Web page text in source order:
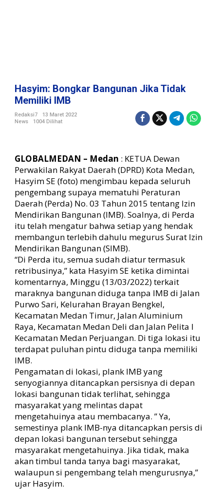
T
d
m
i
l
i
k
I
M
B
Hasyim: Bongkar Bangunan Jika Tidak
Memiliki IMB
Redaksi7
13 Maret 2022
News
1004 Dilihat
GLOBALMEDAN – Medan : KETUA Dewan
Perwakilan Rakyat Daerah (DPRD) Kota Medan,
Hasyim SE (foto) mengimbau kepada seluruh
pengembang supaya mematuhi Peraturan
Daerah (Perda) No. 03 Tahun 2015 tentang Izin
Mendirikan Bangunan (IMB). Soalnya, di Perda
itu telah mengatur bahwa setiap yang hendak
membangun terlebih dahulu megurus Surat Izin
Mendirikan Bangunan (SIMB).
“Di Perda itu, semua sudah diatur termasuk
retribusinya,” kata Hasyim SE ketika dimintai
komentarnya, Minggu (13/03/2022) terkait
maraknya bangunan diduga tanpa IMB di Jalan
Purwo Sari, Kelurahan Brayan Bengkel,
Kecamatan Medan Timur, Jalan Aluminium
Raya, Kecamatan Medan Deli dan Jalan Pelita I
Kecamatan Medan Perjuangan. Di tiga lokasi itu
terdapat puluhan pintu diduga tanpa memiliki
IMB.
Pengamatan di lokasi, plank IMB yang
senyogiannya ditancapkan persisnya di depan
lokasi bangunan tidak terlihat, sehingga
masyarakat yang melintas dapat
mengetahuinya atau membacanya. ” Ya,
semestinya plank IMB-nya ditancapkan persis di
depan lokasi bangunan tersebut sehingga
masyarakat mengetahuinya. Jika tidak, maka
akan timbul tanda tanya bagi masyarakat,
walaupun si pengembang telah mengurusnya,”
ujar Hasyim.